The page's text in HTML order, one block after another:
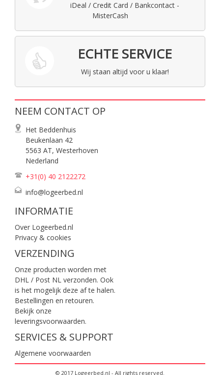
iDeal / Credit Card / Bankcontact -
MisterCash
ECHTE SERVICE
Wij staan altijd voor u klaar!
NEEM CONTACT OP
Het Beddenhuis
Beukenlaan 42
5563 AT, Westerhoven
Nederland
+31(0) 40 2122272
info@logeerbed.nl
INFORMATIE
Over Logeerbed.nl
Privacy & cookies
VERZENDING
Onze producten worden met
DHL / Post NL verzonden. Ook
is het mogelijk deze af te halen.
Bestellingen en retouren.
Bekijk onze
leveringsvoorwaarden.
SERVICES & SUPPORT
Algemene voorwaarden
© 2017 Logeerbed.nl - All rights reserved.